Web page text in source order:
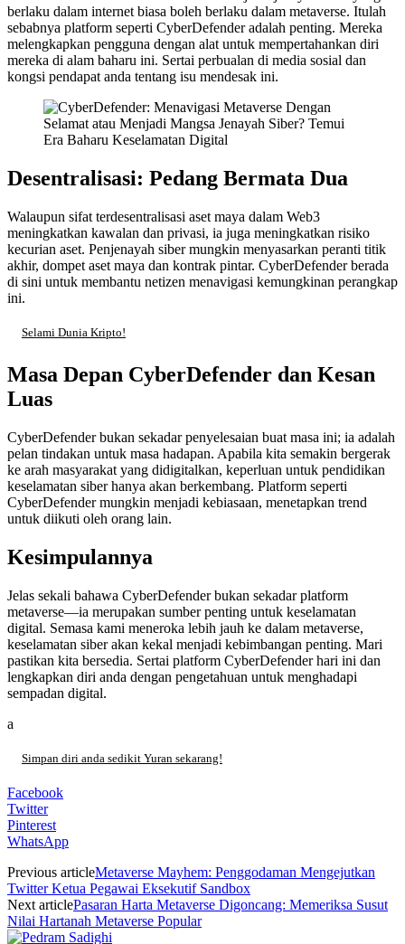
berlaku dalam internet biasa boleh berlaku dalam metaverse. Itulah
sebabnya platform seperti CyberDefender adalah penting. Mereka
melengkapkan pengguna dengan alat untuk mempertahankan diri
mereka di alam baharu ini. Sertai perbualan di media sosial dan
kongsi pendapat anda tentang isu mendesak ini.
Desentralisasi: Pedang Bermata Dua
Walaupun sifat terdesentralisasi aset maya dalam Web3
meningkatkan kawalan dan privasi, ia juga meningkatkan risiko
kecurian aset. Penjenayah siber mungkin menyasarkan peranti titik
akhir, dompet aset maya dan kontrak pintar. CyberDefender berada
di sini untuk membantu netizen menavigasi kemungkinan perangkap
ini.
Selami Dunia Kripto!
Masa Depan CyberDefender dan Kesan
Luas
CyberDefender bukan sekadar penyelesaian buat masa ini; ia adalah
pelan tindakan untuk masa hadapan. Apabila kita semakin bergerak
ke arah masyarakat yang didigitalkan, keperluan untuk pendidikan
keselamatan siber hanya akan berkembang. Platform seperti
CyberDefender mungkin menjadi kebiasaan, menetapkan trend
untuk diikuti oleh orang lain.
Kesimpulannya
Jelas sekali bahawa CyberDefender bukan sekadar platform
metaverse—ia merupakan sumber penting untuk keselamatan
digital. Semasa kami meneroka lebih jauh ke dalam metaverse,
keselamatan siber akan kekal menjadi kebimbangan penting. Mari
pastikan kita bersedia. Sertai platform CyberDefender hari ini dan
lengkapkan diri anda dengan pengetahuan untuk menghadapi
sempadan digital.
a
Simpan diri anda sedikit Yuran sekarang!
Facebook
Twitter
Pinterest
WhatsApp
Previous articleMetaverse Mayhem: Penggodaman Mengejutkan
Twitter Ketua Pegawai Eksekutif Sandbox
Next articlePasaran Harta Metaverse Digoncang: Memeriksa Susut
Nilai Hartanah Metaverse Popular